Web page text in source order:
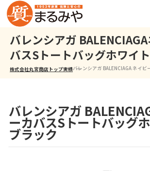
バレンシアガ
バスSトートバッグホワイ
株式会社丸宮商店トップ⁩実績バレンシアガ BALENCIAGA ネイ
バレンシアガ
ーカバスSトートバッグ
ブラック